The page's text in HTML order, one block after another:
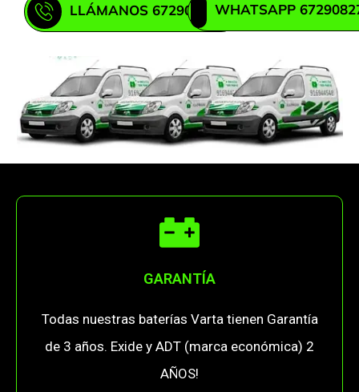
LLÁMANOS 672908271WHATSAPP
GARANTÍA
Todas nuestras baterías Varta tienen Garantía
de 3 años. Exide y ADT (marca económica) 2
AÑOS!